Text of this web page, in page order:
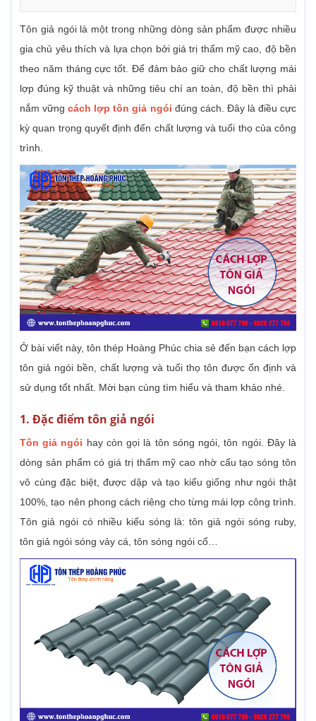
Tôn giả ngói là một trong những dòng sản phẩm được nhiều
gia chủ yêu thích và lựa chọn bởi giá trị thẩm mỹ cao, độ bền
theo năm tháng cực tốt. Để đảm bảo giữ cho chất lượng mái
lợp đúng kỹ thuật và những tiêu chí an toàn, độ bền thì phải
nắm vững cách lợp tôn giả ngói đúng cách. Đây là điều cực
kỳ quan trọng quyết định đến chất lượng và tuổi thọ của công
trình.
Ở bài viết này, tôn thép Hoàng Phúc chia sẻ đến bạn cách lợp
tôn giả ngói bền, chất lượng và tuổi thọ tôn được ổn định và
sử dụng tốt nhất. Mời bạn cùng tìm hiểu và tham khảo nhé.
1. Đặc điểm tôn giả ngói
Tôn giả ngói hay còn gọi là tôn sóng ngói, tôn ngói. Đây là
dòng sản phẩm có giá trị thẩm mỹ cao nhờ cấu tạo sóng tôn
vô cùng đặc biệt, được dập và tạo kiểu giống như ngói thật
100%, tạo nên phong cách riêng cho từng mái lợp công trình.
Tôn giả ngói có nhiều kiểu sóng là: tôn giả ngói sóng ruby,
tôn giả ngói sóng vảy cá, tôn sóng ngói cổ…